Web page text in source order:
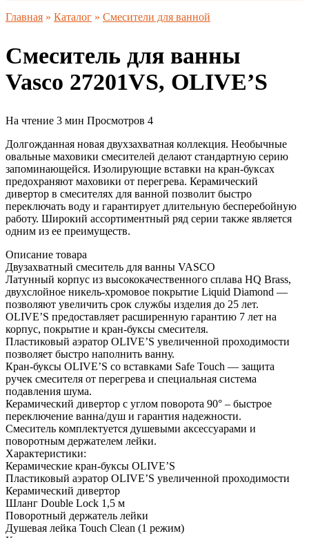
Главная » Каталог » Смесители для ванной
Смеситель для ванны
Vasco 27201VS, OLIVE’S
На чтение 3 мин Просмотров 4
Долгожданная новая двухзахватная коллекция. Необычные
овальные маховики смесителей делают стандартную серию
запоминающейся. Изолирующие вставки на кран-буксах
предохраняют маховики от перегрева. Керамический
дивертор в смесителях для ванной позволит быстро
переключать воду и гарантирует длительную бесперебойную
работу. Широкий ассортиментный ряд серии также является
одним из ее преимуществ.
Описание товара
Двузахватный смеситель для ванны VASCO
Латунный корпус из высококачественного сплава HQ Brass,
двухслойное никель-хромовое покрытие Liquid Diamond —
позволяют увеличить срок службы изделия до 25 лет.
OLIVE’S предоставляет расширенную гарантию 7 лет на
корпус, покрытие и кран-буксы смесителя.
Пластиковый аэратор OLIVE’S увеличенной проходимости
позволяет быстро наполнить ванну.
Кран-буксы OLIVE’S со вставками Safe Touch — защита
ручек смесителя от перегрева и специальная система
подавления шума.
Керамический дивертор с углом поворота 90° – быстрое
переключение ванна/душ и гарантия надежности.
Смеситель комплектуется душевыми аксессуарами и
поворотным держателем лейки.
Характеристики:
Керамические кран-буксы OLIVE’S
Пластиковый аэратор OLIVE’S увеличенной проходимости
Керамический дивертор
Шланг Double Lock 1,5 м
Поворотный держатель лейки
Душевая лейка Touch Clean (1 режим)